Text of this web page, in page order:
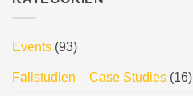
Events (93)
Fallstudien – Case Studies (16)